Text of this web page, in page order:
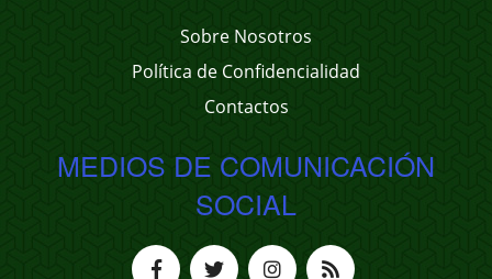
Sobre Nosotros
Política de Confidencialidad
Contactos
MEDIOS DE COMUNICACIÓN
SOCIAL